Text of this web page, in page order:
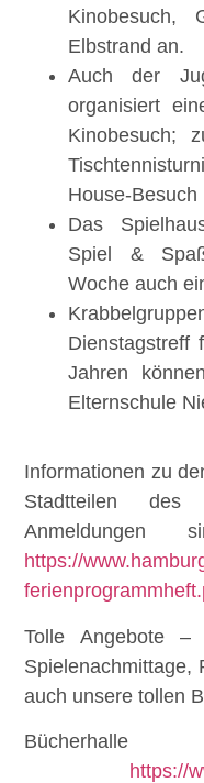
Kinobesuch,
Elbstrand an.
Auch der
organisiert
Kinobesuch;
House-Besuch
Das
Spiel &
Woche auch
Dienstagstreff
Jahren
Elternschule
Informationen zu
Stadtteilen des
https://
Tolle Angebote –
Spielenachmittage,
auch unsere tollen
https://